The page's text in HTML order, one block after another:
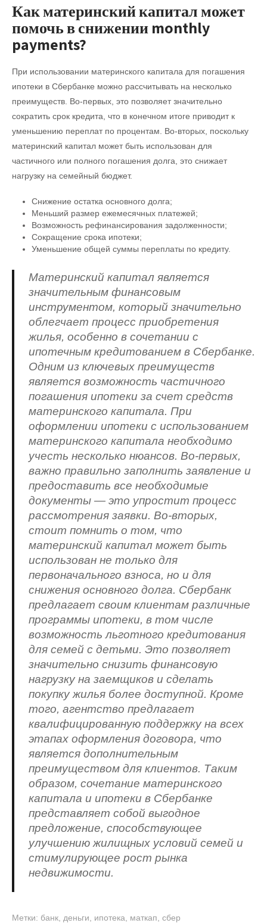
Как материнский капитал может
помочь в снижении monthly
payments?
При использовании материнского капитала для погашения
ипотеки в Сбербанке можно рассчитывать на несколько
преимуществ. Во-первых, это позволяет значительно
сократить срок кредита, что в конечном итоге приводит к
уменьшению переплат по процентам. Во-вторых, поскольку
материнский капитал может быть использован для
частичного или полного погашения долга, это снижает
нагрузку на семейный бюджет.
Снижение остатка основного долга;
Меньший размер ежемесячных платежей;
Возможность рефинансирования задолженности;
Сокращение срока ипотеки;
Уменьшение общей суммы переплаты по кредиту.
Материнский капитал является
значительным финансовым
инструментом, который значительно
облегчает процесс приобретения
жилья, особенно в сочетании с
ипотечным кредитованием в Сбербанке.
Одним из ключевых преимуществ
является возможность частичного
погашения ипотеки за счет средств
материнского капитала. При
оформлении ипотеки с использованием
материнского капитала необходимо
учесть несколько нюансов. Во-первых,
важно правильно заполнить заявление и
предоставить все необходимые
документы — это упростит процесс
рассмотрения заявки. Во-вторых,
стоит помнить о том, что
материнский капитал может быть
использован не только для
первоначального взноса, но и для
снижения основного долга. Сбербанк
предлагает своим клиентам различные
программы ипотеки, в том числе
возможность льготного кредитования
для семей с детьми. Это позволяет
значительно снизить финансовую
нагрузку на заемщиков и сделать
покупку жилья более доступной. Кроме
того, агентство предлагает
квалифицированную поддержку на всех
этапах оформления договора, что
является дополнительным
преимуществом для клиентов. Таким
образом, сочетание материнского
капитала и ипотеки в Сбербанке
представляет собой выгодное
предложение, способствующее
улучшению жилищных условий семей и
стимулирующее рост рынка
недвижимости.
Метки: банк деньги ипотека маткап сбер